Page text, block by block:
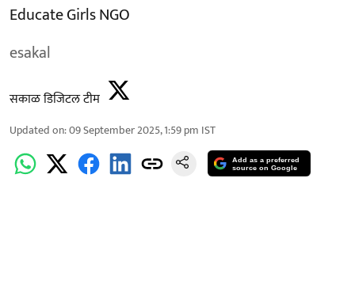
Educate Girls NGO
esakal
सकाळ डिजिटल टीम
Updated on:09 September 2025, 1:59 pm IST
Add as a preferred
source on Google